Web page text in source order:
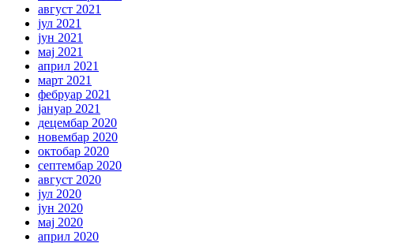
август 2021
јул 2021
јун 2021
мај 2021
април 2021
март 2021
фебруар 2021
јануар 2021
децембар 2020
новембар 2020
октобар 2020
септембар 2020
август 2020
јул 2020
јун 2020
мај 2020
април 2020